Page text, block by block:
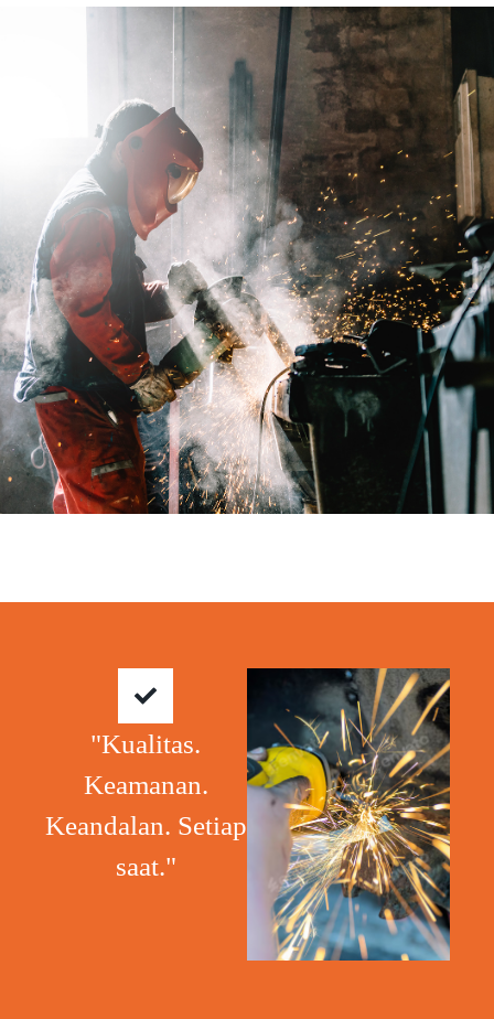
"Kualitas.
Keamanan.
Keandalan. Setiap
saat."